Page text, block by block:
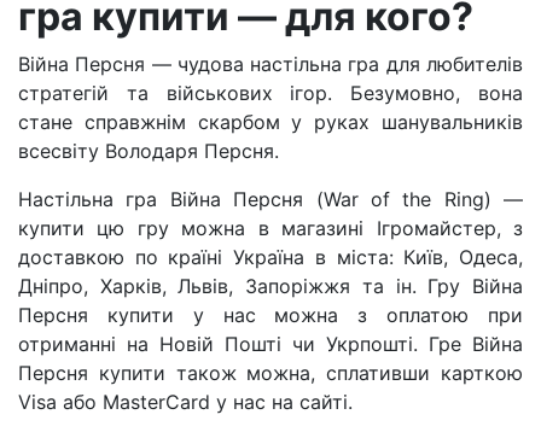
гра купити — для кого?
Війна Персня — чудова настільна гра для любителів
стратегій та військових ігор. Безумовно, вона
стане справжнім скарбом у руках шанувальників
всесвіту Володаря Персня.
Настільна гра Війна Персня (War of the Ring) —
купити цю гру можна в магазині Ігромайстер, з
доставкою по країні Україна в міста: Київ, Одеса,
Дніпро, Харків, Львів, Запоріжжя та ін. Гру Війна
Персня купити у нас можна з оплатою при
отриманні на Новій Пошті чи Укрпошті. Грe Війна
Персня купити також можна, сплативши карткою
Visa або MasterCard у нас на сайті.